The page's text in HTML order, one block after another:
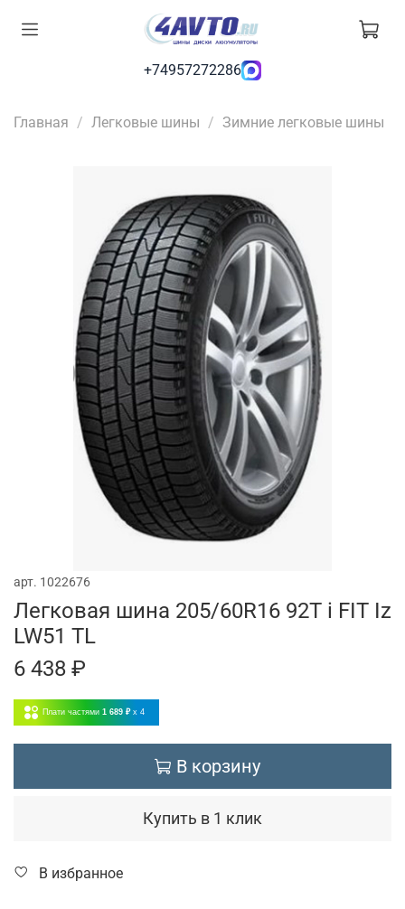
+74957272286
Главная Легковые шины Зимние легковые шины
арт. 1022676
Легковая шина 205/60R16 92T i FIT Iz
LW51 TL
6 438 ₽
Плати частями 1 689 ₽ x 4
В корзину
Купить в 1 клик
В избранное